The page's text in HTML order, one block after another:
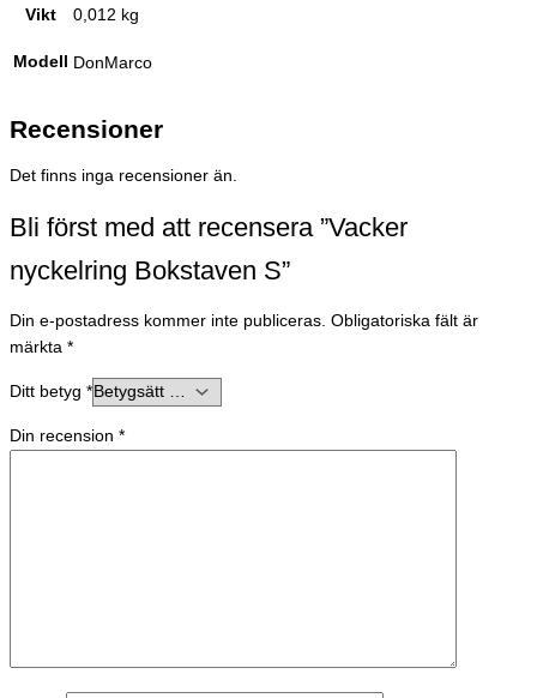
Vikt 0,012 kg
Modell DonMarco
Recensioner
Det finns inga recensioner än.
Bli först med att recensera ”Vacker
nyckelring Bokstaven S”
Din e-postadress kommer inte publiceras. Obligatoriska fält är
märkta *
Ditt betyg *
Din recension *